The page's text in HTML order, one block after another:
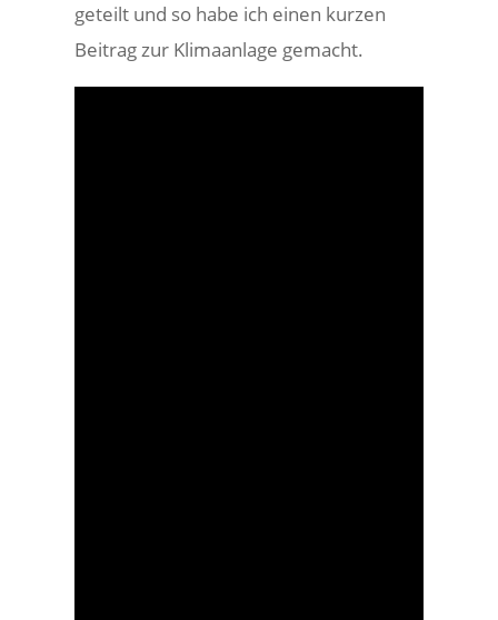
geteilt und so habe ich einen kurzen
Beitrag zur Klimaanlage gemacht.